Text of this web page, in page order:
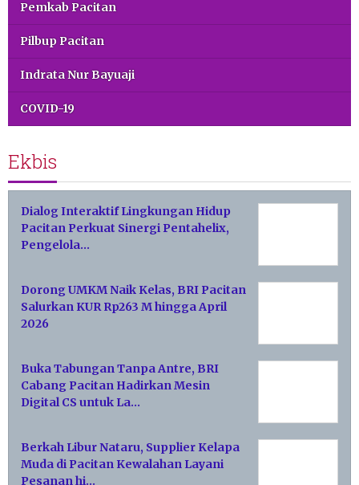
Pemkab Pacitan
Pilbup Pacitan
Indrata Nur Bayuaji
COVID-19
Ekbis
Dialog Interaktif Lingkungan Hidup
Pacitan Perkuat Sinergi Pentahelix,
Pengelola…
Dorong UMKM Naik Kelas, BRI Pacitan
Salurkan KUR Rp263 M hingga April
2026
Buka Tabungan Tanpa Antre, BRI
Cabang Pacitan Hadirkan Mesin
Digital CS untuk La…
Berkah Libur Nataru, Supplier Kelapa
Muda di Pacitan Kewalahan Layani
Pesanan hi…